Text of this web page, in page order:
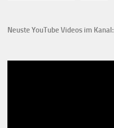
Neuste YouTube Videos im Kanal: